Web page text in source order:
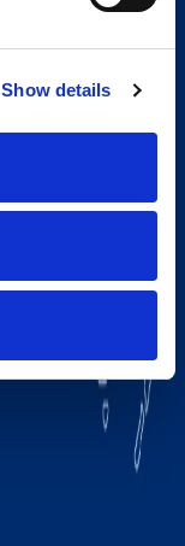
Show details